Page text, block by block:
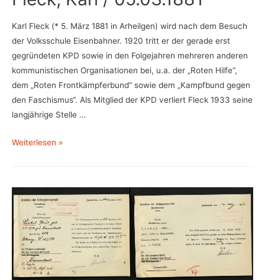
Karl Fleck (* 5. März 1881 in Arheilgen) wird nach dem Besuch
der Volksschule Eisenbahner. 1920 tritt er der gerade erst
gegründeten KPD sowie in den Folgejahren mehreren anderen
kommunistischen Organisationen bei, u.a. der „Roten Hilfe“,
dem „Roten Frontkämpferbund“ sowie dem „Kampfbund gegen
den Faschismus“. Als Mitglied der KPD verliert Fleck 1933 seine
langjährige Stelle …
Fleck,
05.03.1881
Weiterlesen »